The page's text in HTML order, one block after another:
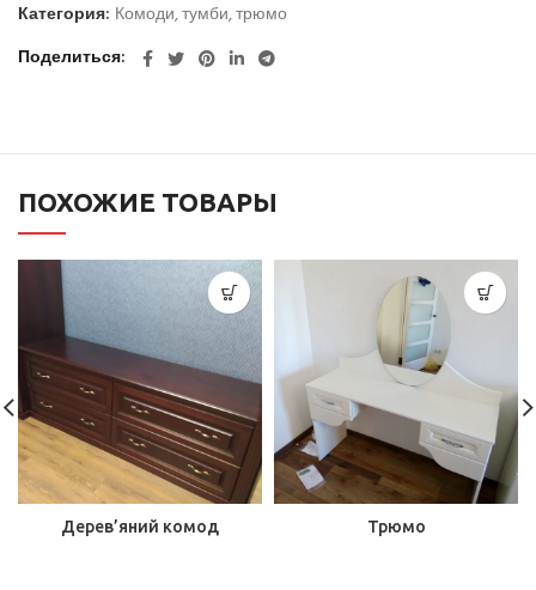
Категория: Комоди, тумби, трюмо
Поделиться
ПОХОЖИЕ ТОВАРЫ
Дерев’яний комод Трюмо